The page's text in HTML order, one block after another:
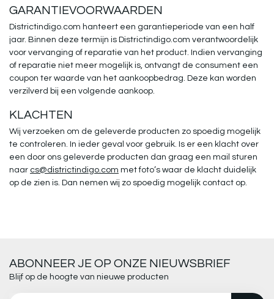
GARANTIEVOORWAARDEN
Districtindigo.com hanteert een garantieperiode van een half
jaar. Binnen deze termijn is Districtindigo.com verantwoordelijk
voor vervanging of reparatie van het product. Indien vervanging
of reparatie niet meer mogelijk is, ontvangt de consument een
coupon ter waarde van het aankoopbedrag. Deze kan worden
verzilverd bij een volgende aankoop.
KLACHTEN
Wij verzoeken om de geleverde producten zo spoedig mogelijk
te controleren. In ieder geval voor gebruik. Is er een klacht over
een door ons geleverde producten dan graag een mail sturen
naar cs@districtindigo.com met foto’s waar de klacht duidelijk
op de zien is. Dan nemen wij zo spoedig mogelijk contact op.
ABONNEER JE OP ONZE NIEUWSBRIEF
Blijf op de hoogte van nieuwe producten